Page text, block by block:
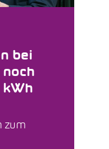
bei
noch
kWh
zum